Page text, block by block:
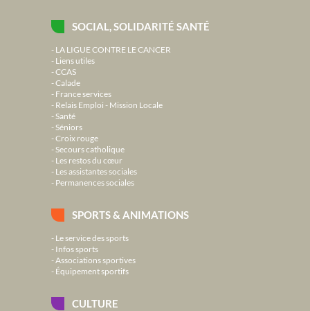
SOCIAL, SOLIDARITÉ SANTÉ
LA LIGUE CONTRE LE CANCER
Liens utiles
CCAS
Calade
France services
Relais Emploi - Mission Locale
Santé
Séniors
Croix rouge
Secours catholique
Les restos du cœur
Les assistantes sociales
Permanences sociales
SPORTS & ANIMATIONS
Le service des sports
Infos sports
Associations sportives
Équipement sportifs
CULTURE